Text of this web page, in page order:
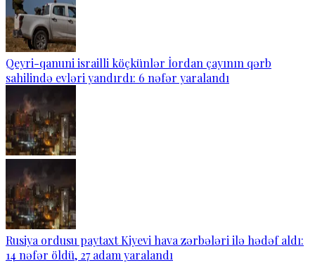
Qeyri-qanuni israilli köçkünlər İordan çayının qərb
sahilində evləri yandırdı: 6 nəfər yaralandı
Rusiya ordusu paytaxt Kiyevi hava zərbələri ilə hədəf aldı:
14 nəfər öldü, 27 adam yaralandı